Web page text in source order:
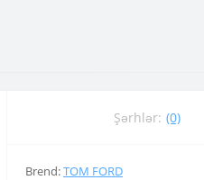
Şərhlər: (0)
Brend:TOM FORD